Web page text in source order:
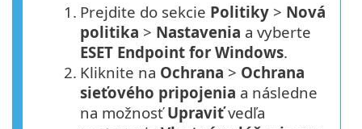
1. Prejdite do sekcie Politiky > Nová
politika > Nastavenia a vyberte
ESET Endpoint for Windows.
2. Kliknite na Ochrana > Ochrana
sieťového pripojenia a následne
na možnosťUpraviťvedľa